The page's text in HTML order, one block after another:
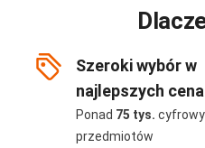
Szeroki wybór w
najlepszych
Ponad 75 tys.
przedmiotów